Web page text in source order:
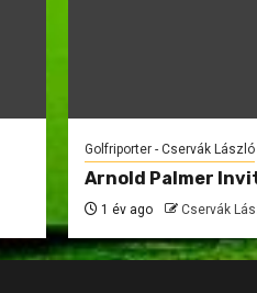
Golfriporter - Cservák László
Arnold Palmer
1 év ago Cservák